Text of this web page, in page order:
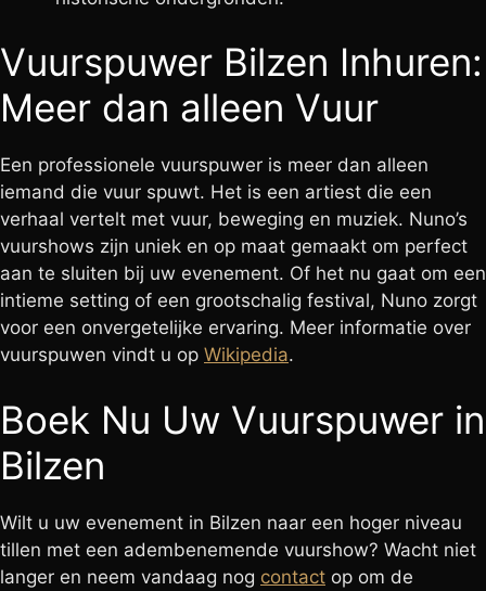
Vuurspuwer Bilzen Inhuren:
Meer dan alleen Vuur
Een professionele vuurspuwer is meer dan alleen
iemand die vuur spuwt. Het is een artiest die een
verhaal vertelt met vuur, beweging en muziek. Nuno’s
vuurshows zijn uniek en op maat gemaakt om perfect
aan te sluiten bij uw evenement. Of het nu gaat om een
intieme setting of een grootschalig festival, Nuno zorgt
voor een onvergetelijke ervaring. Meer informatie over
vuurspuwen vindt u op Wikipedia.
Boek Nu Uw Vuurspuwer in
Bilzen
Wilt u uw evenement in Bilzen naar een hoger niveau
tillen met een adembenemende vuurshow? Wacht niet
langer en neem vandaag nog contact op om de